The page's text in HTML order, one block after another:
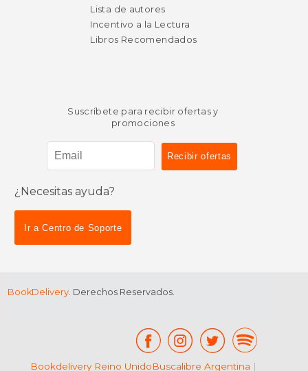
dcto. $ 20.66
Lista de autores
Incentivo a la Lectura
Libros Recomendados
Suscríbete para recibir ofertas y
promociones
¿Necesitas ayuda?
Ir a Centro de Soporte
BookDelivery. Derechos Reservados.
Bookdelivery Reino UnidoBuscalibre Argentina |